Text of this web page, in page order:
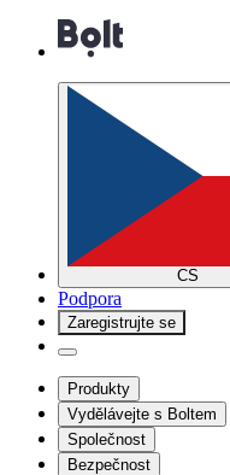
CS
Podpora
Zaregistrujte se
Produkty
Vydělávejte s Boltem
Společnost
Bezpečnost